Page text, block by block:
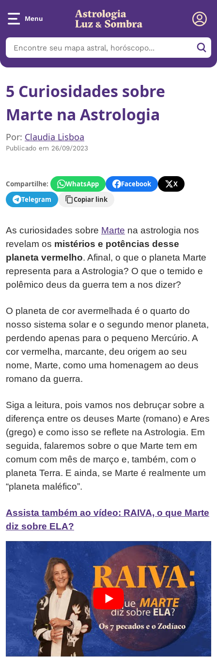
Menu
5 Curiosidades sobre
Marte na Astrologia
Por: Claudia Lisboa
Publicado em 26/09/2023
Compartilhe: WhatsApp Facebook
X
Telegram
Copiar link
As curiosidades sobre Marte na astrologia nos
revelam os mistérios e potências desse
planeta vermelho. Afinal, o que o planeta Marte
representa para a Astrologia? O que o temido e
polêmico deus da guerra tem a nos dizer?
O planeta de cor avermelhada é o quarto do
nosso sistema solar e o segundo menor planeta,
perdendo apenas para o pequeno Mercúrio. A
cor vermelha, marcante, deu origem ao seu
nome, Marte, como uma homenagem ao deus
romano da guerra.
Siga a leitura, pois vamos nos debruçar sobre a
diferença entre os deuses Marte (romano) e Ares
(grego) e como isso se reflete na Astrologia. Em
seguida, falaremos sobre o que Marte tem em
comum com mês de março e, também, com o
planeta Terra. E ainda, se Marte é realmente um
“planeta maléfico”.
Assista também ao vídeo: RAIVA, o que Marte
diz sobre ELA?